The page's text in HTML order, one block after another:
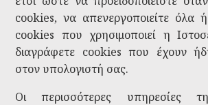
cookies, να απενεργοποιείτε όλα
cookies που χρησιμοποιεί η
διαγράφετε cookies που έχουν
στον υπολογιστή σας.
Οι περισσότερες υπηρεσίες